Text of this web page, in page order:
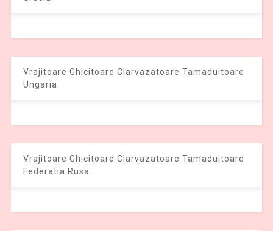
Vrajitoare Ghicitoare Clarvazatoare Tamaduitoare
Ungaria
Vrajitoare Ghicitoare Clarvazatoare Tamaduitoare
Federatia Rusa